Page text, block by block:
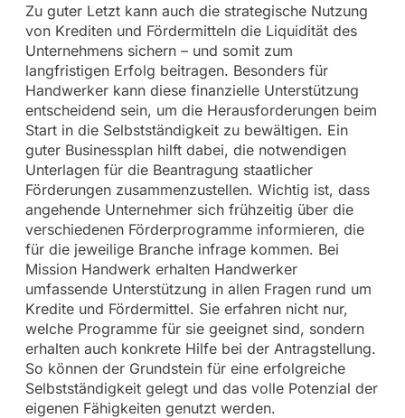
Zu guter Letzt kann auch die strategische Nutzung
von Krediten und Fördermitteln die Liquidität des
Unternehmens sichern – und somit zum
langfristigen Erfolg beitragen. Besonders für
Handwerker kann diese finanzielle Unterstützung
entscheidend sein, um die Herausforderungen beim
Start in die Selbstständigkeit zu bewältigen. Ein
guter Businessplan hilft dabei, die notwendigen
Unterlagen für die Beantragung staatlicher
Förderungen zusammenzustellen. Wichtig ist, dass
angehende Unternehmer sich frühzeitig über die
verschiedenen Förderprogramme informieren, die
für die jeweilige Branche infrage kommen. Bei
Mission Handwerk erhalten Handwerker
umfassende Unterstützung in allen Fragen rund um
Kredite und Fördermittel. Sie erfahren nicht nur,
welche Programme für sie geeignet sind, sondern
erhalten auch konkrete Hilfe bei der Antragstellung.
So können der Grundstein für eine erfolgreiche
Selbstständigkeit gelegt und das volle Potenzial der
eigenen Fähigkeiten genutzt werden.